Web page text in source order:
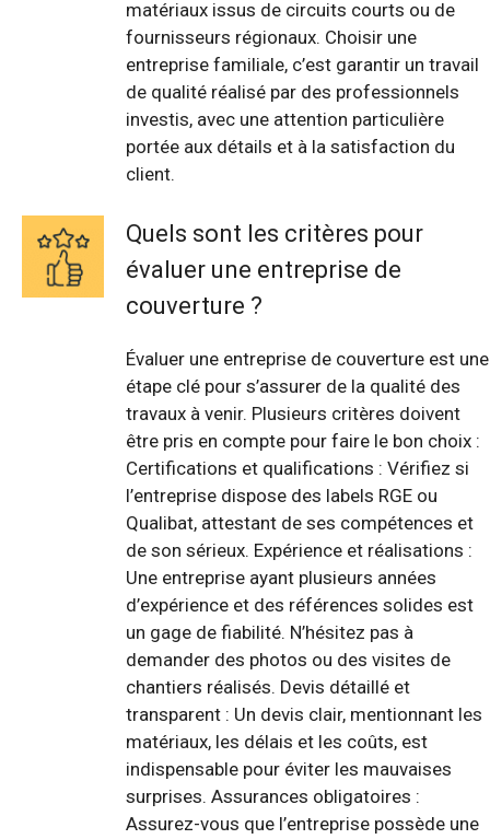
matériaux issus de circuits courts ou de
fournisseurs régionaux. Choisir une
entreprise familiale, c’est garantir un travail
de qualité réalisé par des professionnels
investis, avec une attention particulière
portée aux détails et à la satisfaction du
client.
Quels sont les critères pour
évaluer une entreprise de
couverture ?
Évaluer une entreprise de couverture est une
étape clé pour s’assurer de la qualité des
travaux à venir. Plusieurs critères doivent
être pris en compte pour faire le bon choix :
Certifications et qualifications : Vérifiez si
l’entreprise dispose des labels RGE ou
Qualibat, attestant de ses compétences et
de son sérieux. Expérience et réalisations :
Une entreprise ayant plusieurs années
d’expérience et des références solides est
un gage de fiabilité. N’hésitez pas à
demander des photos ou des visites de
chantiers réalisés. Devis détaillé et
transparent : Un devis clair, mentionnant les
matériaux, les délais et les coûts, est
indispensable pour éviter les mauvaises
surprises. Assurances obligatoires :
Assurez-vous que l’entreprise possède une